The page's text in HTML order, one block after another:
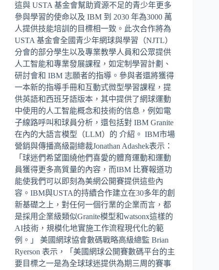
這與 USTA 基金會幫助資源不足的青少年更多
參與學習的使命以及 IBM 到 2030 年為3000 萬
人提供技能培訓的目標相一致。此次合作將為
USTA 基金會全國青少年網球與學習（NJTL）
分會的部分學生以及專業教學人員和公眾提供
人工智能和專業發展課程，如定制學習計劃、
研討會和 IBM 志願者的指導。參與者還將獲得
一本新的指導手冊和互動式微型學習課程，提
供英語和西班牙語版本，其中提供了網球運動
中使用的人工智能概念和技術的信息，例如電
子線路呼叫和球員分析，還包括對 IBM Granite
在內的大語言模型（LLM）的 介紹。 IBM市場
營銷與傳播高級副總裁Jonathan Adashek表示：
「球迷們希望圍繞他們喜愛的體育運動和運動
員獲得更多高質量的內容，而IBM 比賽報道功
能使我們可以即刻為美網公開賽提供這些內
容。IBM與USTA的持續合作建立在30多年的創
新基礎之上，對任何一個行業的企業而言，都
是採用企業級類似Granite模型和watsonx這樣的
AI技術，規模化地實施工作流程現代化的範
例。」 美國網球協會數碼戰略高級總監 Brian
Ryerson 表示，「美國網球公開賽數碼平台的主
要目標之一是為全球球迷提供為期三周的賽事